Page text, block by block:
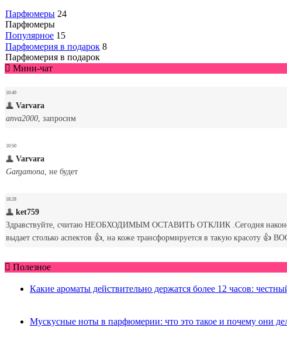
Парфюмеры 24
Парфюмеры
Популярное 15
Парфюмерия в подарок 8
Парфюмерия в подарок
Мини-чат
Полезное
Какие ароматы действительно держатся более 12 часов:
Мускусные ноты в парфюмерии: что это такое и почему они